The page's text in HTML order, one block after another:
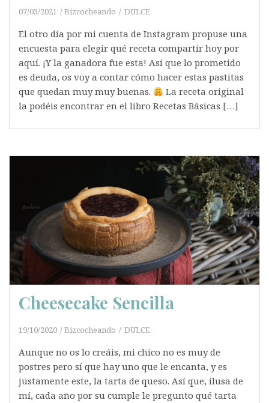
07/03/2021 Bizcocheando DULCE
El otro día por mi cuenta de Instagram propuse una
encuesta para elegir qué receta compartir hoy por
aquí. ¡Y la ganadora fue esta! Así que lo prometido
es deuda, os voy a contar cómo hacer estas pastitas
que quedan muy muy buenas.
La receta original
la podéis encontrar en el libro Recetas Básicas […]
Cheesecake Sencilla
19/10/2020 Bizcocheando DULCE
Aunque no os lo creáis, mi chico no es muy de
postres pero sí que hay uno que le encanta, y es
justamente este, la tarta de queso. Así que, ilusa de
mí, cada año por su cumple le pregunto qué tarta